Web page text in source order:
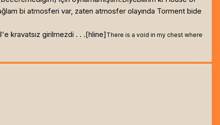
bi atmosferi var, zaten atmosfer olayında Torment bide
kravatsız girilmezdi . . .[hline] There is a void in my chest where